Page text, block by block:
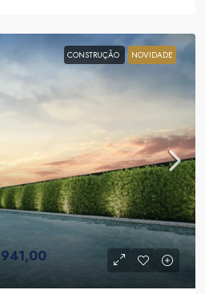
CONSTRUÇÃO NOVIDADE